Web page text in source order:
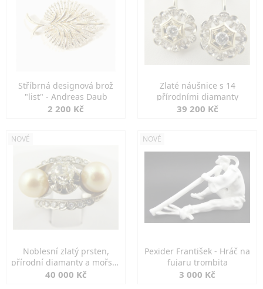
Stříbrná designová brož
"list" - Andreas Daub
2 200 Kč
Zlaté náušnice s 14
přírodními diamanty
39 200 Kč
NOVÉ
Noblesní zlatý prsten,
přírodní diamanty a mořské
perly
40 000 Kč
NOVÉ
Pexider František - Hráč na
fujaru trombita
3 000 Kč